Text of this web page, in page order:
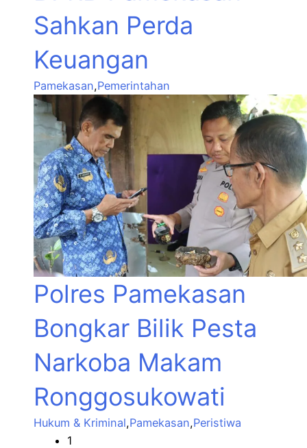
Sahkan Perda
Keuangan
Pamekasan,Pemerintahan
Polres Pamekasan
Bongkar Bilik Pesta
Narkoba Makam
Ronggosukowati
Hukum & Kriminal,Pamekasan,Peristiwa
1